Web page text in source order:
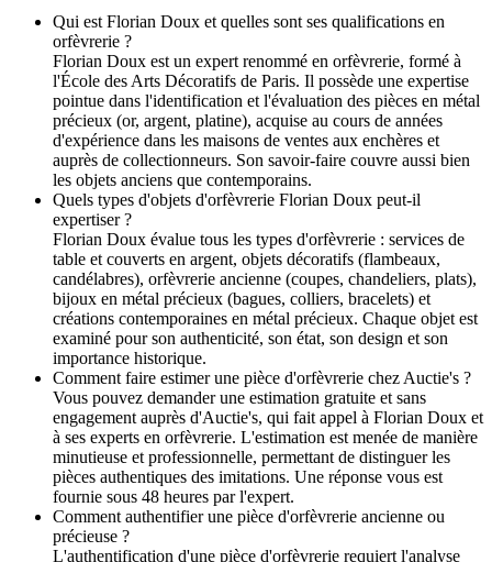
Qui est Florian Doux et quelles sont ses qualifications en
orfèvrerie ?
Florian Doux est un expert renommé en orfèvrerie, formé à
l'École des Arts Décoratifs de Paris. Il possède une expertise
pointue dans l'identification et l'évaluation des pièces en métal
précieux (or, argent, platine), acquise au cours de années
d'expérience dans les maisons de ventes aux enchères et
auprès de collectionneurs. Son savoir-faire couvre aussi bien
les objets anciens que contemporains.
Quels types d'objets d'orfèvrerie Florian Doux peut-il
expertiser ?
Florian Doux évalue tous les types d'orfèvrerie : services de
table et couverts en argent, objets décoratifs (flambeaux,
candélabres), orfèvrerie ancienne (coupes, chandeliers, plats),
bijoux en métal précieux (bagues, colliers, bracelets) et
créations contemporaines en métal précieux. Chaque objet est
examiné pour son authenticité, son état, son design et son
importance historique.
Comment faire estimer une pièce d'orfèvrerie chez Auctie's ?
Vous pouvez demander une estimation gratuite et sans
engagement auprès d'Auctie's, qui fait appel à Florian Doux et
à ses experts en orfèvrerie. L'estimation est menée de manière
minutieuse et professionnelle, permettant de distinguer les
pièces authentiques des imitations. Une réponse vous est
fournie sous 48 heures par l'expert.
Comment authentifier une pièce d'orfèvrerie ancienne ou
précieuse ?
L'authentification d'une pièce d'orfèvrerie requiert l'analyse